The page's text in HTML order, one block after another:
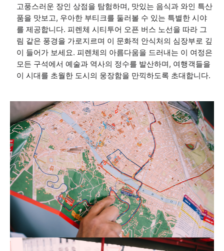
고풍스러운 장인 상점을 탐험하며, 맛있는 음식과 와인 특산
품을 맛보고, 우아한 부티크를 둘러볼 수 있는 특별한 시야
를 제공합니다. 피렌체 시티투어 오픈 버스 노선을 따라 그
림 같은 풍경을 가로지르며 이 문화적 안식처의 심장부로 깊
이 들어가 보세요. 피렌체의 아름다움을 드러내는 이 여정은
모든 구석에서 예술과 역사의 정수를 발산하며, 여행객들을
이 시대를 초월한 도시의 웅장함을 만끽하도록 초대합니다.